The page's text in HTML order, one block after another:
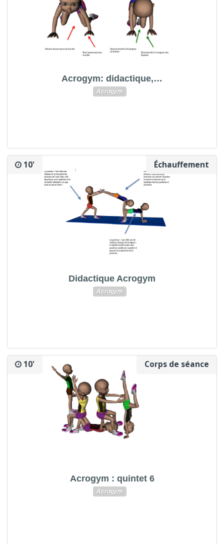
Acrogym: didactique,…
Acrogym
Échauffement
10'
Didactique Acrogym
Acrogym
Corps de séance
10'
Acrogym : quintet 6
Acrogym